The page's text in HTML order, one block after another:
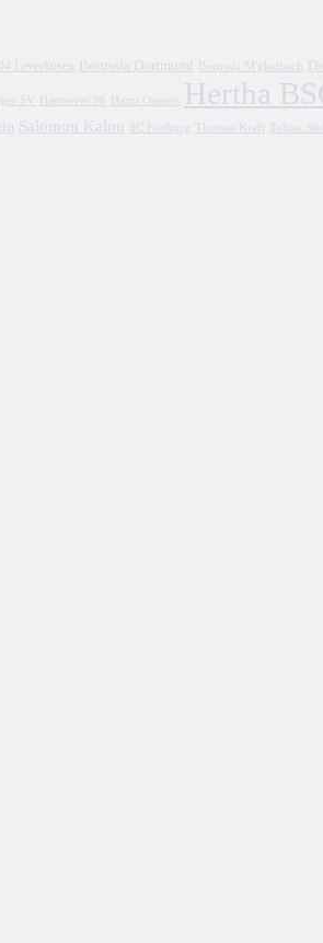
Leverkusen Borussia Dortmund Borussia M'gladbach
SV Hertha
Salomon Kalou SC Freiburg Thomas Kraft Tobias